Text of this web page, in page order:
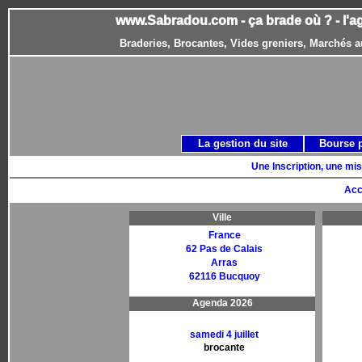
www.Sabradou.com - ça brade où ? -
Braderies, Brocantes, Vides greniers, Marchés
Une Inscription, une
Ville
France
62 Pas de Calais
Arras
62116 Bucquoy
Agenda 2026
samedi 4 juillet
brocante
La gestion du site Bourse